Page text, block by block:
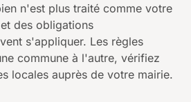
n'est plus traité comme votre
des obligations
s'appliquer. Les règles
commune à l'autre, vérifiez
locales auprès de votre mairie.